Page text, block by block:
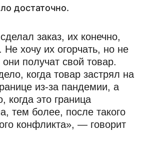
достаточно.
заказ, их конечно,
Не хочу их огорчать, но не
получат свой товар.
когда товар застрял на
из-за пандемии, а
когда это граница
тем более, после такого
конфликта», — говорит